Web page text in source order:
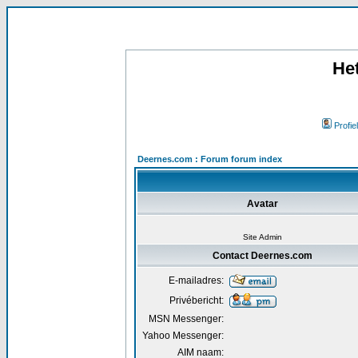
Profiel
Deernes.com : Forum forum index
Avatar
Site Admin
Contact Deernes.com
E-mailadres:
Privébericht:
MSN Messenger:
Yahoo Messenger:
AIM naam: